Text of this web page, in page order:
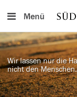
Menü
Wir lassen nur die
nicht den Menschen.